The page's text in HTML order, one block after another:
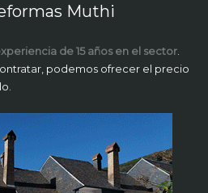
Muthi
de 15 años en el sector
podemos ofrecer el precio